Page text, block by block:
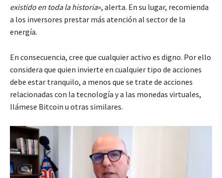
existido en toda la historia», alerta. En su lugar, recomienda
a los inversores prestar más atención al sector de la
energía.
En consecuencia, cree que cualquier activo es digno. Por ello
considera que quien invierte en cualquier tipo de acciones
debe estar tranquilo, a menos que se trate de acciones
relacionadas con la tecnología y a las monedas virtuales,
llámese Bitcoin u otras similares.